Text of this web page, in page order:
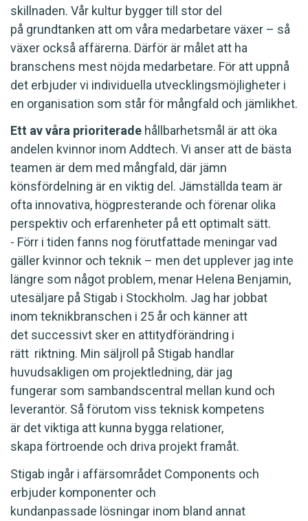
skillnaden. Vår kultur bygger till stor del
på grundtanken att om våra medarbetare växer – så
växer också affärerna. Därför är målet att ha
branschens mest nöjda medarbetare. För att uppnå
det erbjuder vi individuella utvecklingsmöjligheter i
en organisation som står för mångfald och jämlikhet.
Ett av våra prioriterade hållbarhetsmål är att öka
andelen kvinnor inom Addtech. Vi anser att de bästa
teamen är dem med mångfald, där jämn
könsfördelning är en viktig del. Jämställda team är
ofta innovativa, högpresterande och förenar olika
perspektiv och erfarenheter på ett optimalt sätt.
- Förr i tiden fanns nog förutfattade meningar vad
gäller kvinnor och teknik – men det upplever jag inte
längre som något problem, menar Helena Benjamin,
utesäljare på Stigab i Stockholm. Jag har jobbat
inom teknikbranschen i 25 år och känner att
det successivt sker en attitydförändring i
rätt riktning. Min säljroll på Stigab handlar
huvudsakligen om projektledning, där jag
fungerar som sambandscentral mellan kund och
leverantör. Så förutom viss teknisk kompetens
är det viktiga att kunna bygga relationer,
skapa förtroende och driva projekt framåt.
Stigab ingår i affärsområdet Components och
erbjuder komponenter och
kundanpassade lösningar inom bland annat